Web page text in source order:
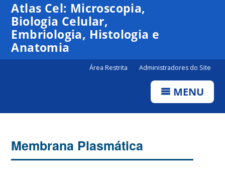
Atlas Cel: Microscopia,
Biologia Celular,
Embriologia, Histologia e
Anatomia
Área Restrita Administradores do Site
MENU
Membrana Plasmática